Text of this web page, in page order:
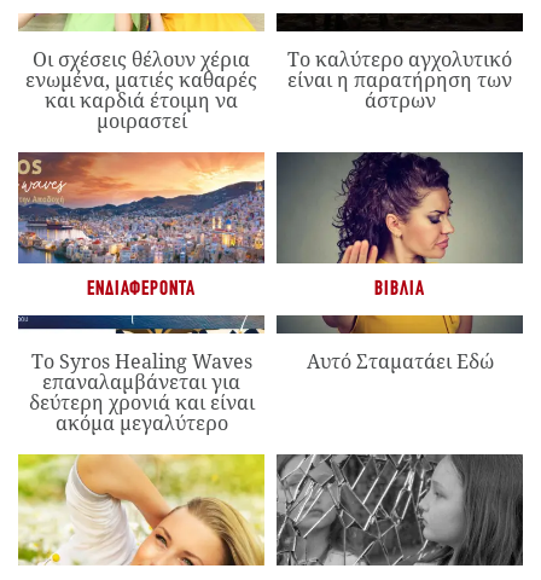
Οι σχέσεις θέλουν χέρια
ενωμένα, ματιές καθαρές
και καρδιά έτοιμη να
μοιραστεί
Το καλύτερο αγχολυτικό
είναι η παρατήρηση των
άστρων
ΕΝΔΙΑΦΈΡΟΝΤΑ
Το Syros Healing Waves
επαναλαμβάνεται για
δεύτερη χρονιά και είναι
ακόμα μεγαλύτερο
ΒΙΒΛΊΑ
Αυτό Σταματάει Εδώ